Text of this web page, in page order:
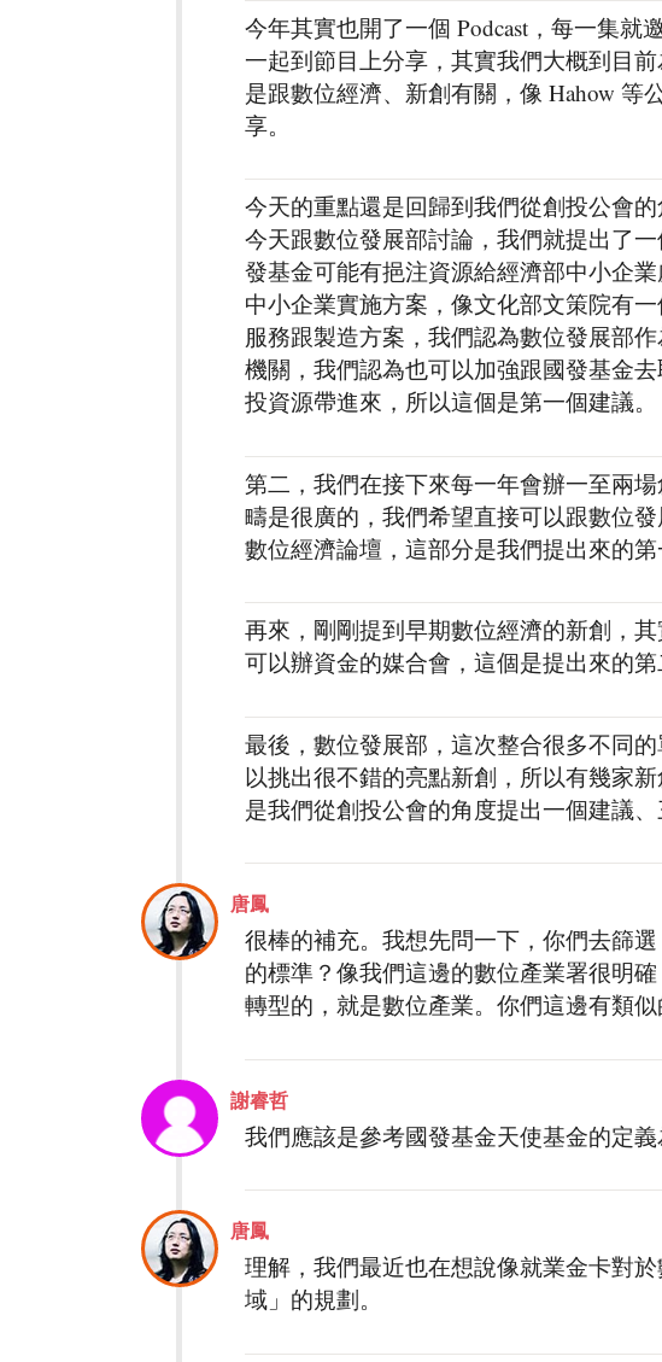
今年其實也開了一個 Podcast，每一集就
一起到節目上分享，其實我們大概到目
是跟數位經濟、新創有關，像 Hahow 等
享。
今天的重點還是回歸到我們從創投公會
今天跟數位發展部討論，我們就提出了
發基金可能有挹注資源給經濟部中小企
中小企業實施方案，像文化部文策院有
服務跟製造方案，我們認為數位發展部
機關，我們認為也可以加強跟國發基金
投資源帶進來，所以這個是第一個建議。
第二，我們在接下來每一年會辦一至兩
疇是很廣的，我們希望直接可以跟數位
數位經濟論壇，這部分是我們提出來的第
再來，剛剛提到早期數位經濟的新創，
可以辦資金的媒合會，這個是提出來的第
最後，數位發展部，這次整合很多不同
以挑出很不錯的亮點新創，所以有幾家
是我們從創投公會的角度提出一個建議、
唐鳳
很棒的補充。我想先問一下，你們去篩
的標準？像我們這邊的數位產業署很明
轉型的，就是數位產業。你們這邊有類似
謝睿哲
我們應該是參考國發基金天使基金的定義
唐鳳
理解，我們最近也在想說像就業金卡對
域」的規劃。